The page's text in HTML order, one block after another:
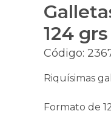
124 grs
Código:
Riquísimas
Formato de